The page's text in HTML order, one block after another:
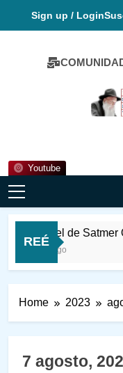
Sign up / Login
Youtube
REÉ
Rabi Ioel de Satmer
Home 2023
7 agosto,